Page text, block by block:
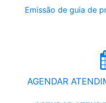
Emissão de guia de
AGENDAR